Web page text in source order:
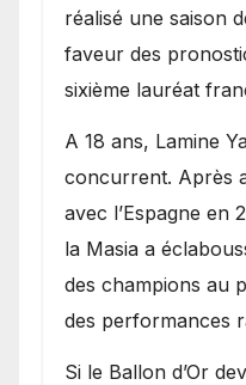
réalisé une saison
faveur des
sixième lauréat
A 18 ans, Lamine
concurrent. Après
avec l’Espagne en
la Masia a
des champions au
des performances
Si le Ballon d’Or